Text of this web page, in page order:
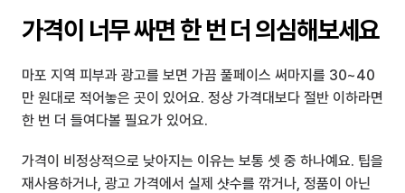
가격이 너무 싸면 한 번 더 의심해보세요
마포 지역 피부과 광고를 보면 가끔 풀페이스 써마지를 30~40
만 원대로 적어놓은 곳이 있어요. 정상 가격대보다 절반 이하라면
한 번 더 들여다볼 필요가 있어요.
가격이 비정상적으로 낮아지는 이유는 보통 셋 중 하나예요. 팁을
재사용하거나, 광고 가격에서 실제 샷수를 깎거나, 정품이 아닌